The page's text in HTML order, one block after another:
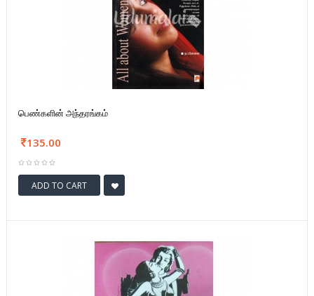
பெண்களின் அந்தரங்கம்
135.00
ADD TO CART